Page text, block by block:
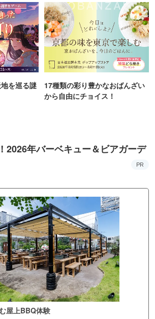
を巡る謎
17種類の彩り豊かなおばんざい
から自由にチョイス！
2026年バーベキュー＆ビアガーデ
PR
屋上BBQ体験